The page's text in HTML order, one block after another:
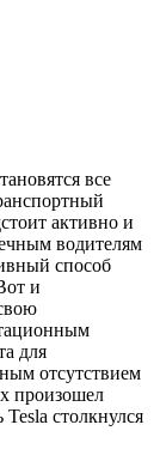
все
активно и
водителям
способ
и
для
отсутствием
произошел
столкнулся